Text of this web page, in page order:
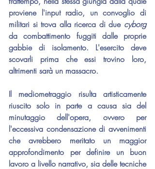
proviene l'input radio, un convoglio di
militari si trova alla ricerca di due
cyborg
da combattimento fuggiti dalle proprie
gabbie di isolamento. L'esercito deve
scovarli prima che essi trovino loro,
altrimenti sarà un massacro.
Il mediometraggio risulta artisticamente
riuscito solo in parte a causa sia del
minutaggio dell'opera, ovvero per
l'eccessiva condensazione di avvenimenti
che avrebbero meritato un maggior
approfondimento per definire un buon
lavoro a livello narrativo, sia delle tecniche